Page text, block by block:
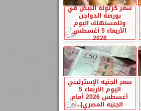
سعر كرتونة البيض في
بورصة الدواجن
وللمستهلك اليوم
الأربعاء 5 أغسطس
2026
سعر الجنيه الإسترليني
اليوم الأربعاء 5
أغسطس 2026 أمام
الجنيه المصري|...